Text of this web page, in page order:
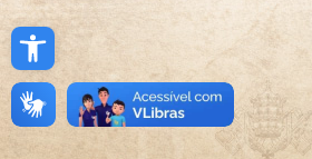
Open toolbar